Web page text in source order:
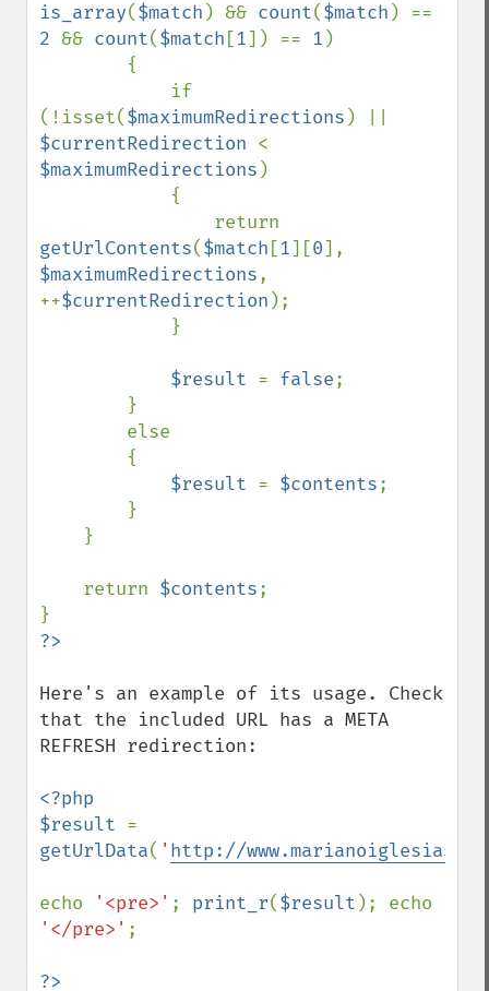
is_array($match ) && count($match
2 && count($match [1]) == 1 )
(!isset($maximumRedirections
$currentRedirection
$maximumRedirections )
getUrlContents($match [1][0
$maximumRedirections,
++$currentRedirection );
$result = false;
$result = $contents;
    return
$contents;
Here's an example of its usage. Check
that the included URL has a META
REFRESH redirection:
<?php
$result
getUrlData( ' http://
echo '<pre>' ; print_r($result
'</pre>' ;